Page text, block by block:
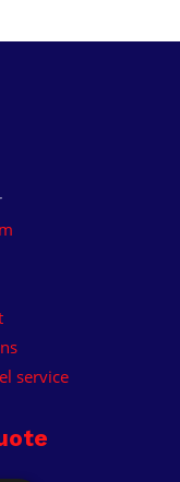
service